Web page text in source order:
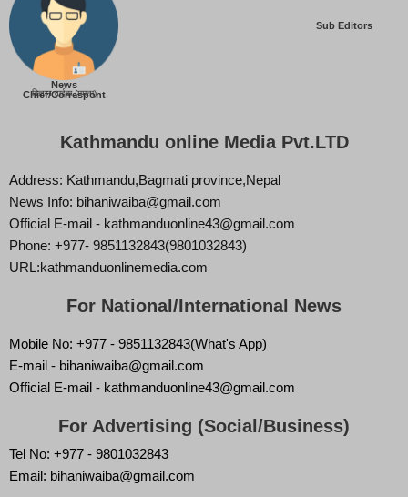
News
Chief/Correspont
बिज्ञान वाईबा (ममता)
Sub Editors
Kathmandu online Media Pvt.LTD
Address: Kathmandu,Bagmati province,Nepal
News Info: bihaniwaiba@gmail.com
Official E-mail - kathmanduonline43@gmail.com
Phone: +977- 9851132843(9801032843)
URL:kathmanduonlinemedia.com
For National/International News
Mobile No: +977 - 9851132843(What's App)
E-mail - bihaniwaiba@gmail.com
Official E-mail - kathmanduonline43@gmail.com
For Advertising (Social/Business)
Tel No: +977 - 9801032843
Email: bihaniwaiba@gmail.com